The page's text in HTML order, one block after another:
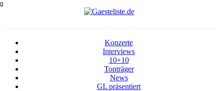
Konzerte
Interviews
10+10
Tonträger
News
GL präsentiert